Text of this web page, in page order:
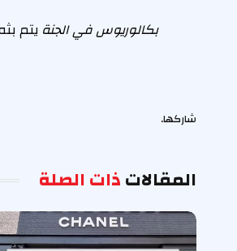
بكالوريوس في الجنة يتم
شاركها.
المقالاتذات الصلة